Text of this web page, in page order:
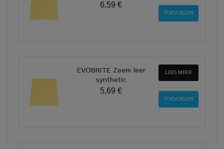
6,59 €
EVOBRITE Zeem leer
synthetic
5,69 €
LEES MEER